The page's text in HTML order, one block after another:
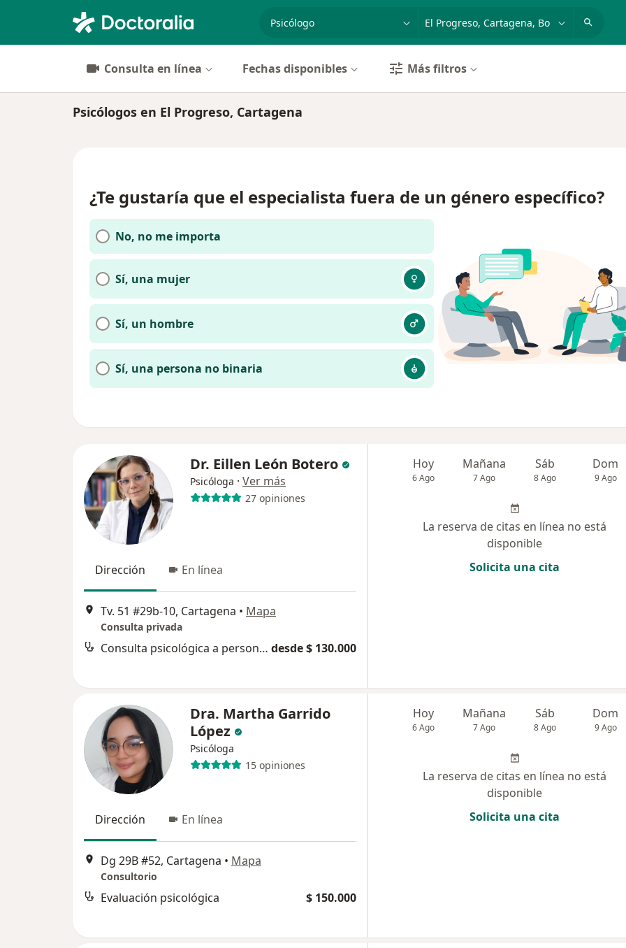
especialidad, enfermedad o nombre
Consulta en línea Fechas disponibles Más filtros
Psicólogos en El Progreso, Cartagena
¿Te gustaría que el especialista fuera de un género específico?
No, no me importa
Sí, una mujer
Sí, un hombre
Sí, una persona no binaria
Dr. Eillen León Botero
Psicóloga · Ver más
27 opiniones
Dirección En línea
Tv. 51 #29b-10, Cartagena • Mapa
Consulta privada
Consulta psicológica a personas en proceso de reintegración social pos egreso del sistema penitenciario desde $ 130.000
Hoy
6 Ago
Mañana
7 Ago
Sáb
8 Ago
Dom
9 Ago
La reserva de citas en línea no está
disponible
Solicita una cita
Dra. Martha Garrido
López
Psicóloga
15 opiniones
Dirección En línea
Dg 29B #52, Cartagena • Mapa
Consultorio
Evaluación psicológica $ 150.000
Hoy
6 Ago
Mañana
7 Ago
Sáb
8 Ago
Dom
9 Ago
La reserva de citas en línea no está
disponible
Solicita una cita